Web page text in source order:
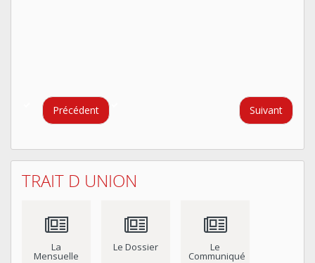
Précédent Suivant
TRAIT D UNION
La
Mensuelle
Le Dossier Le
Communiqué